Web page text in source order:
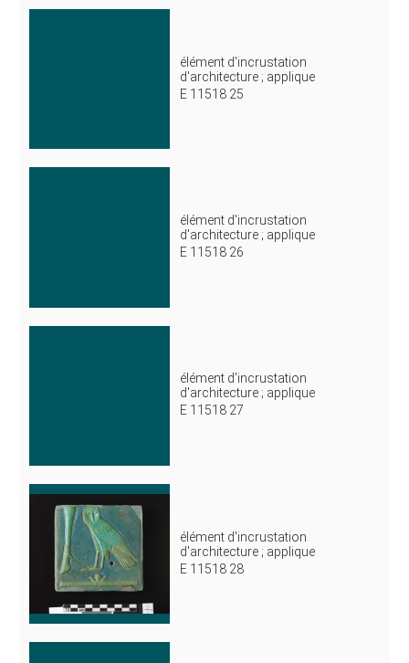
élément d'incrustation
d'architecture ; applique
E 11518 25
élément d'incrustation
d'architecture ; applique
E 11518 26
élément d'incrustation
d'architecture ; applique
E 11518 27
élément d'incrustation
d'architecture ; applique
E 11518 28